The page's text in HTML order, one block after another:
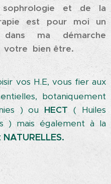
et de la
est pour moi un
ma démarche
votre bien être.
vos H.E, vous fier aux
botaniquement
) ouHECT( Huiles
) mais également à la
NATURELLES.